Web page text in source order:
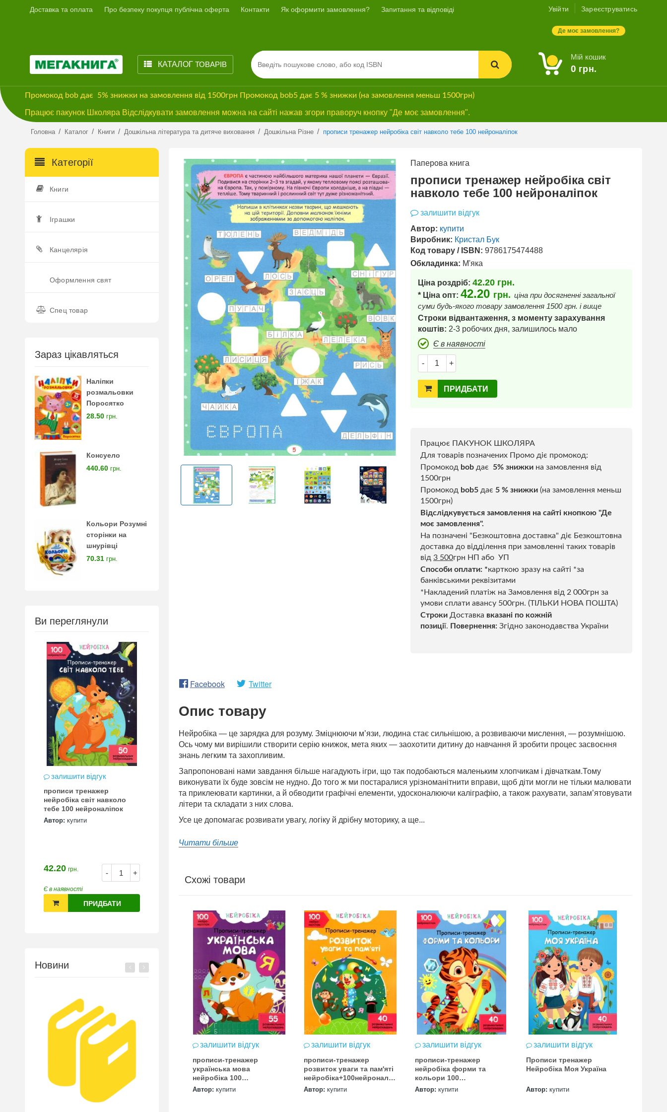
Доставка та оплата Про безпеку покупця публічна оферта Контакти Як оформити замовлення? Запитання та відповіді Увійти Зареєструватись
Де моє замовлення?
КАТАЛОГТОВАРІВ
Мій кошик
0 грн.
Промокод bob дає 5% знижки на замовлення від 1500грн Промокод bob5 дає 5 % знижки (на замовлення меньш 1500грн)
Працює пакунок Школяра Відслідкувати замовлення можна на сайті нажав згори праворуч кнопку "Де моє замовлення".
Головна / Каталог / Книги / Дошкільна література та дитяче виховання / Дошкільна Різне / прописи тренажер нейробіка світ навколо тебе 100 нейроналіпок
Категорії
Книги
Іграшки
Канцелярія
Оформлення свят
Спец товар
Зараз цікавляться
Наліпки
розмальовки
Поросятко
28.50 грн.
Консуело
440.60 грн.
Кольори Розумні
сторінки на
шнурівці
70.31 грн.
Ви переглянули
залишити відгук
прописи тренажер
нейробіка світ навколо
тебе 100 нейроналіпок
Автор: купити
- +
42.20 грн.
Є в наявності
ПРИДБАТИ
Новини
Previous
Next
Паперова книга
прописи тренажер нейробіка світ
навколо тебе 100 нейроналіпок
залишити відгук
Автор: купити
Виробник: Кристал Бук
Код товару / ISBN: 9786175474488
Обкладинка: М'яка
Ціна роздріб: 42.20 грн.
* Ціна опт: 42.20 грн. ціна при досягненні загальної
суми будь-якого товару замовлення 1500 грн. і вище
Строки відвантаження, з моменту зарахування
коштів: 2-3 робочих дня, залишилось мало
Є в наявності
- +
ПРИДБАТИ
Працює ПАКУНОК ШКОЛЯРА
Для товарів позначених Промо діє промокод:
Промокод bob дає 5% знижки на замовлення від
1500грн
Промокод bob5 дає 5 % знижки (на замовлення меньш
1500грн)
Відслідкувується замовлення на сайті кнопкою "Де
моє замовлення".
На позначені "Безкоштовна доставка" діє Безкоштовна
доставка до відділення при замовленні таких товарів
від 3 500грн НП або УП
Способи оплати: *карткою зразу на сайті *за
банківськими реквізитами
*Накладений платіж на Замовлення від 2 000грн за
умови сплати авансу 500грн. (ТІЛЬКИ НОВА ПОШТА)
Строки Доставка вказані по кожній
позиції. Повернення: Згідно законодавства України
Facebook Twitter
Опис товару
Нейробіка — це зарядка для розуму. Зміцнюючи м’язи, людина стає сильнішою, а розвиваючи мислення, — розумнішою.
Ось чому ми вирішили створити серію книжок, мета яких — заохотити дитину до навчання й зробити процес засвоєння
знань легким та захопливим.
Запропоновані нами завдання більше нагадують ігри, що так подобаються маленьким хлопчикам і дівчаткам.Тому
виконувати їх буде зовсім не нудно. До того ж ми постаралися урізноманітнити вправи, щоб діти могли не тільки малювати
та приклеювати картинки, а й обводити графічні елементи, удосконалюючи каліграфію, а також рахувати, запам’ятовувати
літери та складати з них слова.
Усе це допомагає розвивати увагу, логіку й дрібну моторику, а ще...
Читати більше
Схожі товари
залишити відгук
прописи-тренажер
українська мова
нейробіка 100
нейроналіпок
Автор: купити
залишити відгук
прописи-тренажер
розвиток уваги та пам'яті
нейробіка+100нейроналіпок
книга купити
Автор: купити
залишити відгук
прописи-тренажер
нейробіка форми та
кольори 100
нейроналіпок книга
"Кристал
Автор: купити
залишити відгук
Прописи тренажер
Нейробіка Моя Україна
Автор: купити